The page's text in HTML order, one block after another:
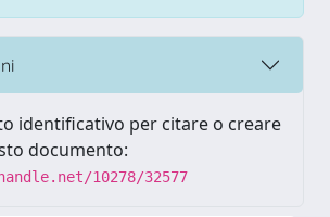
identificativo per citare o creare
documento:
10278/32577